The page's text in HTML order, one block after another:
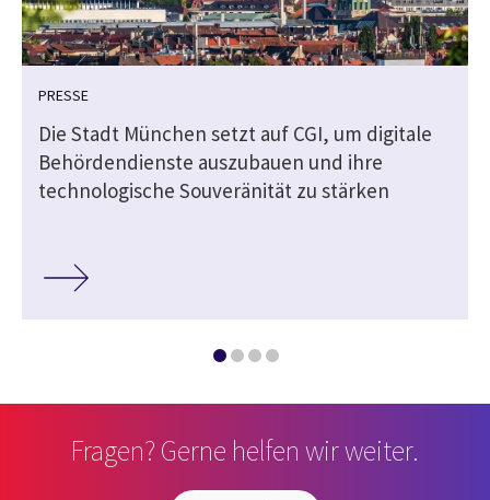
PRESSE
Die Stadt München setzt auf CGI, um digitale
Behördendienste auszubauen und ihre
technologische Souveränität zu stärken
Fragen? Gerne helfen wir weiter.